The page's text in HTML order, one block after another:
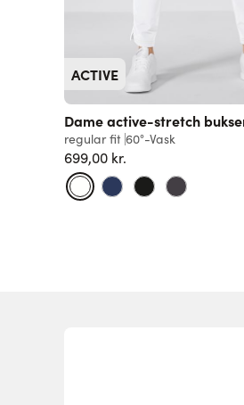
ACTIVE
Dame active-stretch
regular fit 60°-Vask
699,00 kr.